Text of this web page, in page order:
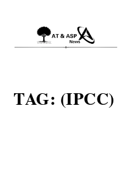
TAG: (IPCC)